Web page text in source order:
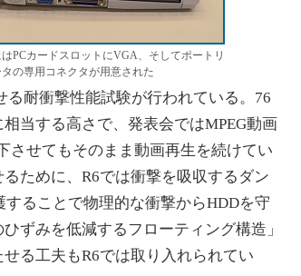
PCカードスロットにVGA、そしてポートリ
の専用コネクタが用意された
耐衝撃性能試験が行われている。76
当する高さで、発表会ではMPEG動画
させてもそのまま動画再生を続けてい
ために、R6では衝撃を吸収するダン
ることで物理的な衝撃からHDDを守
ずみを低減するフローティング構造」
る工夫もR6では取り入れられてい